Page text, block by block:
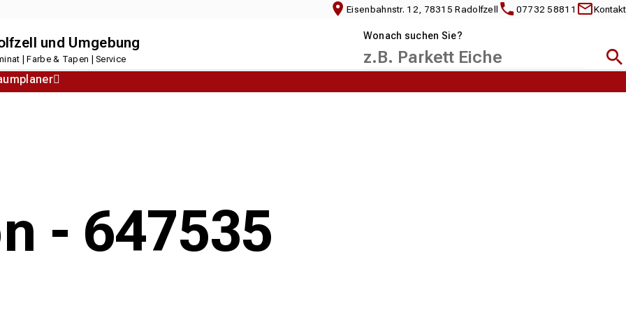
Eisenbahnstr. 12, 78315 Radolfzell 07732 58811 Kontakt
und Umgebung
| Farbe & Tapen | Service
Wonach suchen Sie?
- 647535